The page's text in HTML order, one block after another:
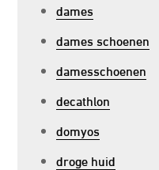
dames
dames schoenen
damesschoenen
decathlon
domyos
droge huid